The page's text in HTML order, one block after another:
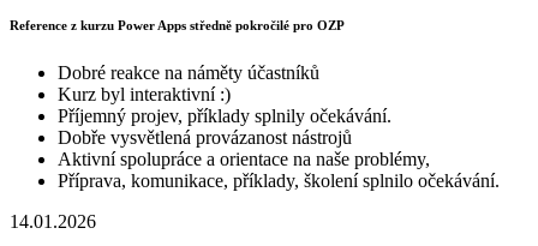
Reference z kurzu Power Apps středně pokročilé pro OZP
Dobré reakce na náměty účastníků
Kurz byl interaktivní :)
Příjemný projev, příklady splnily očekávání.
Dobře vysvětlená provázanost nástrojů
Aktivní spolupráce a orientace na naše problémy,
Příprava, komunikace, příklady, školení splnilo očekávání.
14.01.2026